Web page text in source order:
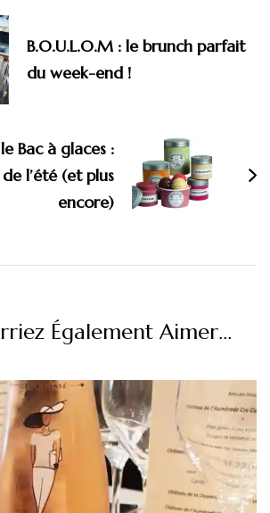
B.O.U.L.O.M : le brunch parfait
du week-end !
Bac à glaces :
l’été (et plus
encore)
Également Aimer...